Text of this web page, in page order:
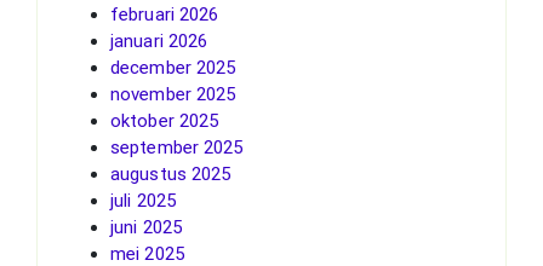
februari 2026
januari 2026
december 2025
november 2025
oktober 2025
september 2025
augustus 2025
juli 2025
juni 2025
mei 2025